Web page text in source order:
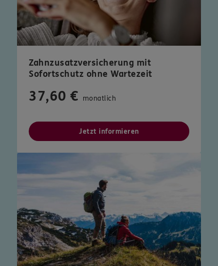
Zahnzusatzversicherung mit
Sofortschutz ohne Wartezeit
37,60 € monatlich
Jetzt informieren